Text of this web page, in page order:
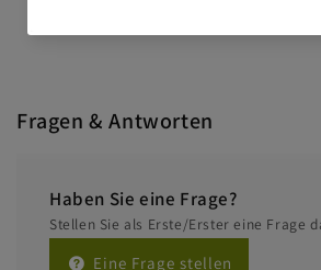
Fragen & Antworten
Haben Sie eine Frage?
Stellen Sie als Erste/Erster eine Frage
Eine Frage stellen